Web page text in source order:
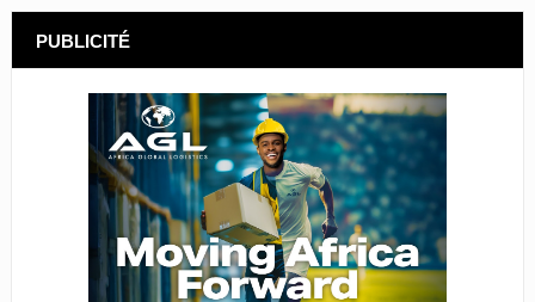
PUBLICITÉ